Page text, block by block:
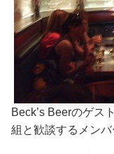
Beck’s Beerのゲス
組と歓談するメンバ